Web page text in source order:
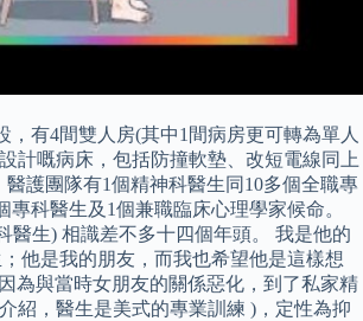
，有4間雙人房(其中1間病房更可轉為單人
計嘅病床，包括防撞軟墊、改短電線同上
護團隊有1個精神科醫生同10多個全職專
專科醫生及1個兼職臨床心理學家候命。
醫生) 相識差不多十四個年頭。 我是他的
他是我的朋友，而我也希望他是這樣想
為與當時女朋友的關係惡化，到了私家精
紹，醫生是美式的專業訓練 )，定性為抑